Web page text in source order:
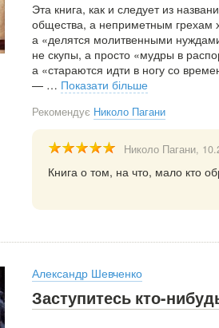
Эта книга, как и следует из
общества, а неприметным грехам
а «делятся молитвенными
не скупы, а просто «мудры в
а «стараются идти в ногу со
— … Показати більше
Рекомендує Николо Пагани
Николо Пагани,
Книга о том, на что, мало кто
Александр Шевченко
Заступитесь кто-